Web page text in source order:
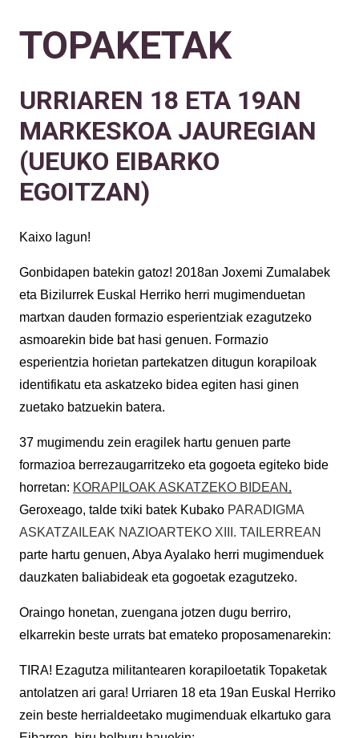
TOPAKETAK
URRIAREN 18 ETA 19AN
MARKESKOA JAUREGIAN
(UEUKO EIBARKO
EGOITZAN)
Kaixo lagun!
Gonbidapen batekin gatoz! 2018an Joxemi Zumalabek
eta Bizilurrek Euskal Herriko herri mugimenduetan
martxan dauden formazio esperientziak ezagutzeko
asmoarekin bide bat hasi genuen. Formazio
esperientzia horietan partekatzen ditugun korapiloak
identifikatu eta askatzeko bidea egiten hasi ginen
zuetako batzuekin batera.
37 mugimendu zein eragilek hartu genuen parte
formazioa berrezaugarritzeko eta gogoeta egiteko bide
horretan: KORAPILOAK ASKATZEKO BIDEAN .
Geroxeago, talde txiki batek Kubako PARADIGMA
ASKATZAILEAK NAZIOARTEKO XIII. TAILERREAN
parte hartu genuen, Abya Ayalako herri mugimenduek
dauzkaten baliabideak eta gogoetak ezagutzeko.
Oraingo honetan, zuengana jotzen dugu berriro,
elkarrekin beste urrats bat emateko proposamenarekin:
TIRA! Ezagutza militantearen korapiloetatik Topaketak
antolatzen ari gara! Urriaren 18 eta 19an Euskal Herriko
zein beste herrialdeetako mugimenduak elkartuko gara